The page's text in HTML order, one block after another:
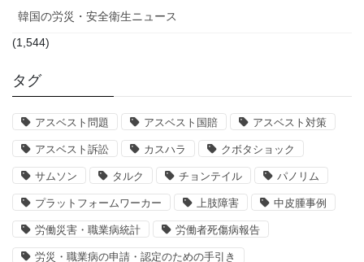
韓国の労災・安全衛生ニュース
(1,544)
タグ
アスベスト問題 アスベスト国賠 アスベスト対策
アスベスト訴訟 カスハラ クボタショック
サムソン タルク チョンテイル パノリム
プラットフォームワーカー 上肢障害 中皮腫事例
労働災害・職業病統計 労働者死傷病報告
労災・職業病の申請・認定のための手引き